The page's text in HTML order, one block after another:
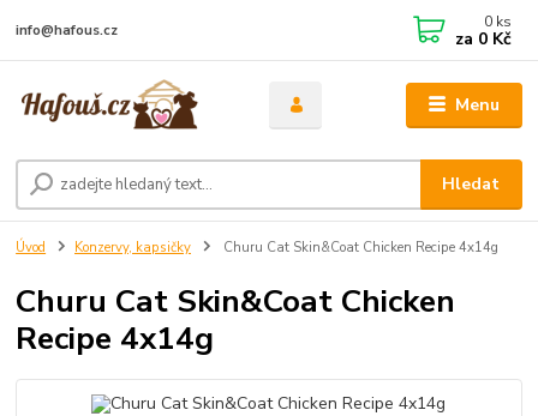
Menu
Hledat
info@hafous.cz 0 ks
za 0 Kč
Úvod Konzervy, kapsičky Churu Cat Skin&Coat Chicken Recipe 4x14g
Churu Cat Skin&Coat Chicken
Recipe 4x14g